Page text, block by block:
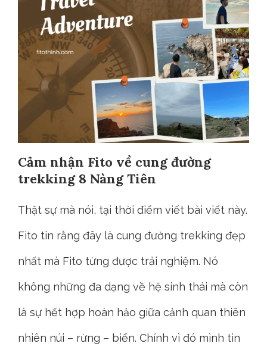
Cảm nhận Fito về cung đường
trekking 8 Nàng Tiên
Thật sự mà nói, tại thời điểm viết bài viết này.
Fito tin rằng đây là cung đường trekking đẹp
nhất mà Fito từng được trải nghiệm. Nó
không những đa dạng về hệ sinh thái mà còn
là sự hết hợp hoàn hảo giữa cảnh quan thiên
nhiên núi – rừng – biển. Chính vì đó mình tin